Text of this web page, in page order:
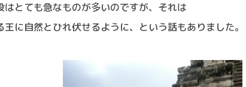
はとても急なものが多いのですが、それは
に自然とひれ伏せるように、という話もありました。